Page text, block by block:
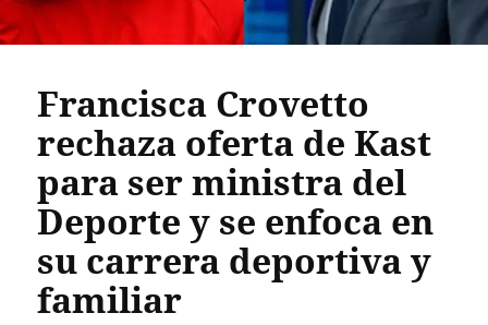
Francisca Crovetto
rechaza oferta de Kast
para ser ministra del
Deporte y se enfoca en
su carrera deportiva y
familiar